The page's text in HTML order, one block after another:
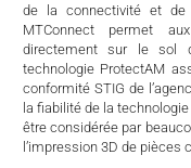
de la connectivité et de
MTConnect permet
directement sur le sol
technologie ProtectAM
conformité STIG de
la fiabilité de la
être considérée par
l’impression 3D de pièces